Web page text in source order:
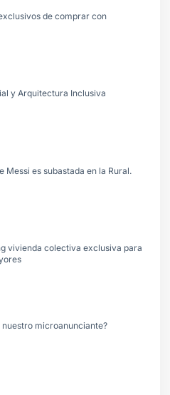
de comprar con
y Arquitectura Inclusiva
Messi es subastada en la Rural.
vivienda colectiva exclusiva para
nuestro microanunciante?